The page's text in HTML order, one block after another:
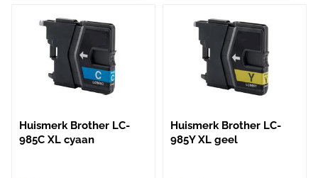
Huismerk Brother LC-
985C XL cyaan
Huismerk Brother LC-
985Y XL geel